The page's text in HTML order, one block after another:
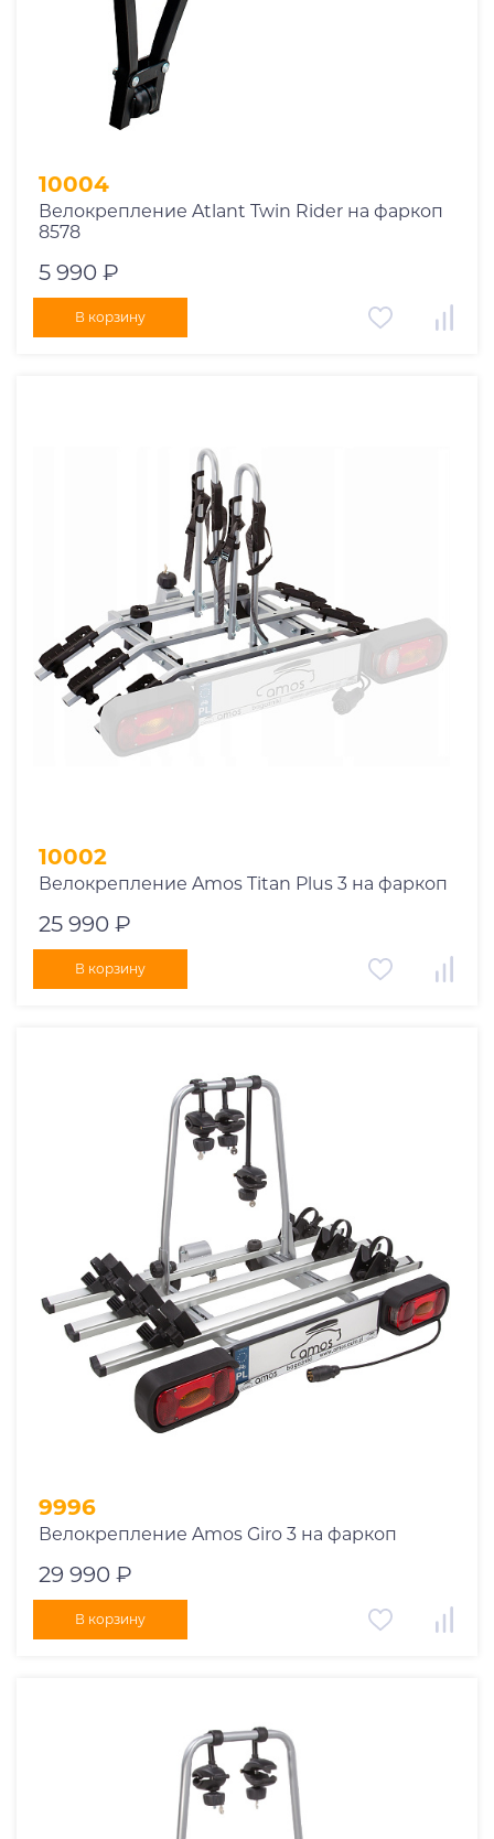
10004
Велокрепление Atlant Twin Rider на фаркоп
8578
5 990 ₽
В корзину
10002
Велокрепление Amos Titan Plus 3 на фаркоп
25 990 ₽
В корзину
9996
Велокрепление Amos Giro 3 на фаркоп
29 990 ₽
В корзину